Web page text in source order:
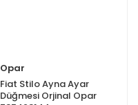
Opar
Fiat Stilo Ayna Ayar
Düğmesi Orjinal Opar